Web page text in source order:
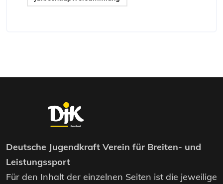
Deutsche Jugendkraft Verein für Breiten- und
Leistungssport
Für den Inhalt der einzelnen Seiten ist die jeweilige